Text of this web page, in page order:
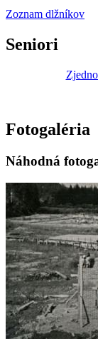
Zoznam dlžníkov
Seniori
Fotogaléria
Náhodná